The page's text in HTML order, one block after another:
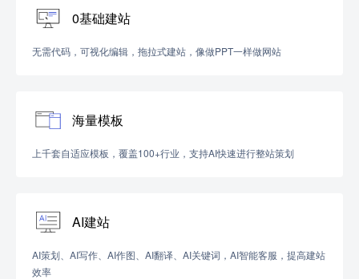
0基础建站
无需代码，可视化编辑，拖拉式建站，像做PPT一样做网站
海量模板
上千套自适应模板，覆盖100+行业，支持AI快速进行整站策划
AI建站
AI策划、AI写作、AI作图、AI翻译、AI关键词，AI智能客服，提高建站
效率